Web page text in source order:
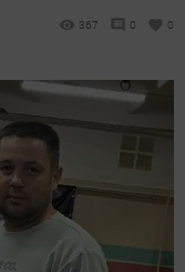
367 0 0